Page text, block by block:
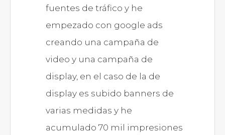
fuentes de tráfico y he
empezado con google ads
creando una campaña de
video y una campaña de
display, en el caso de la de
display es subido banners de
varias medidas y he
acumulado 70 mil impresiones